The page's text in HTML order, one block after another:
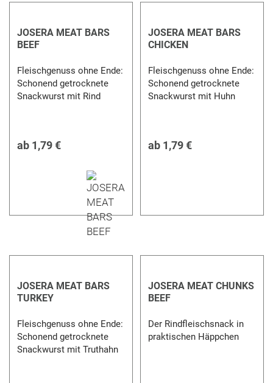
JOSERA MEAT BARS
BEEF
Fleischgenuss ohne Ende:
Schonend getrocknete
Snackwurst mit Rind
ab 1,79 €
JOSERA MEAT BARS
CHICKEN
Fleischgenuss ohne Ende:
Schonend getrocknete
Snackwurst mit Huhn
ab 1,79 €
JOSERA MEAT BARS
TURKEY
Fleischgenuss ohne Ende:
Schonend getrocknete
Snackwurst mit Truthahn
JOSERA MEAT CHUNKS
BEEF
Der Rindfleischsnack in
praktischen Häppchen